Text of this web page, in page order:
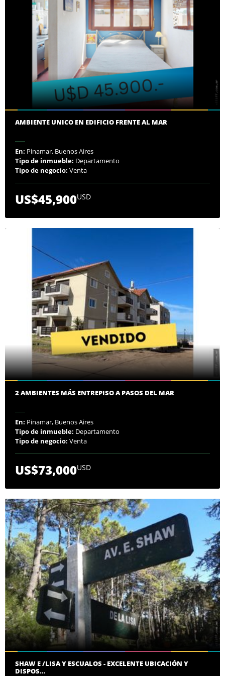
AMBIENTE UNICO EN EDIFICIO FRENTE AL MAR
En: Pinamar, Buenos Aires
Tipo de inmueble: Departamento
Tipo de negocio: Venta
US$45,900USD
2 AMBIENTES MÁS ENTREPISO A PASOS DEL MAR
En: Pinamar, Buenos Aires
Tipo de inmueble: Departamento
Tipo de negocio: Venta
US$73,000USD
SHAW E /LISA Y ESCUALOS - EXCELENTE UBICACIÓN Y
DISPOS…